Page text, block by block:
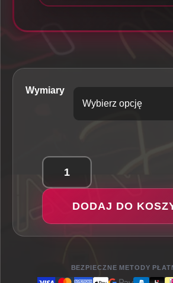
Wymiary
Świnka
Neon
LED
DODAJ DO
BEZPIECZNE METODY